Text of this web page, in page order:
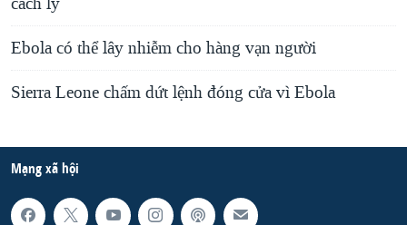
Ebola có thể lây nhiễm cho hàng vạn người
Sierra Leone chấm dứt lệnh đóng cửa vì Ebola
Mạng xã hội